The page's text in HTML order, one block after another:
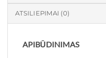
ATSILIEPIMAI (0)
APIBŪDINIMAS